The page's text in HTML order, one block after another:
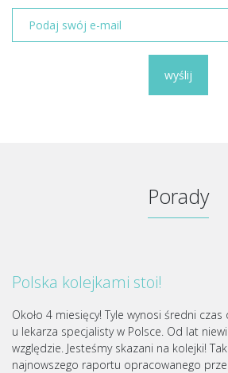
wyślij
Porady
Polska kolejkami stoi!
Około 4 miesięcy! Tyle wynosi średni
u lekarza specjalisty w Polsce. Od lat
względzie. Jesteśmy skazani na kolejki!
najnowszego raportu opracowanego